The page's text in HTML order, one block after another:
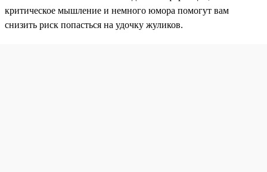
критическое мышление и немного юмора помогут вам
снизить риск попасться на удочку жуликов.